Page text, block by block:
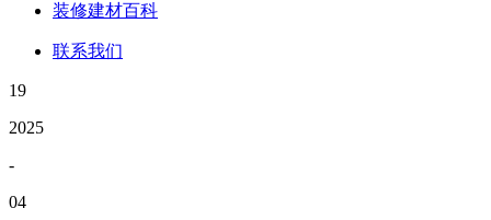
装修建材百科
联系我们
19
2025
-
04